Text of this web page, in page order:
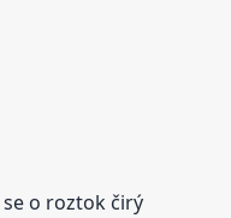
o roztok čirý